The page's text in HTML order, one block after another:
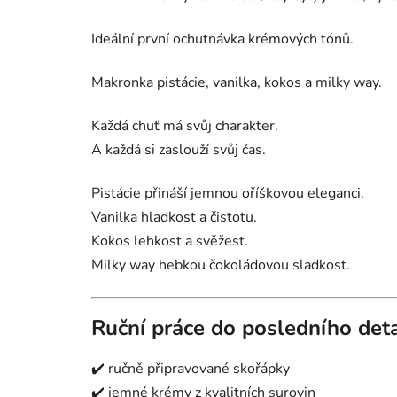
Ideální první ochutnávka krémových tónů.
Makronka pistácie, vanilka, kokos a milky way.
Každá chuť má svůj charakter.
A každá si zaslouží svůj čas.
Pistácie přináší jemnou oříškovou eleganci.
Vanilka hladkost a čistotu.
Kokos lehkost a svěžest.
Milky way hebkou čokoládovou sladkost.
Ruční práce do posledního
✔️ ručně připravované skořápky
✔️ jemné krémy z kvalitních surovin